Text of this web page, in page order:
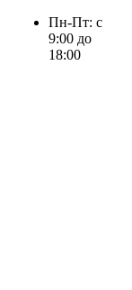
Пн-Пт: с
9:00 до
18:00